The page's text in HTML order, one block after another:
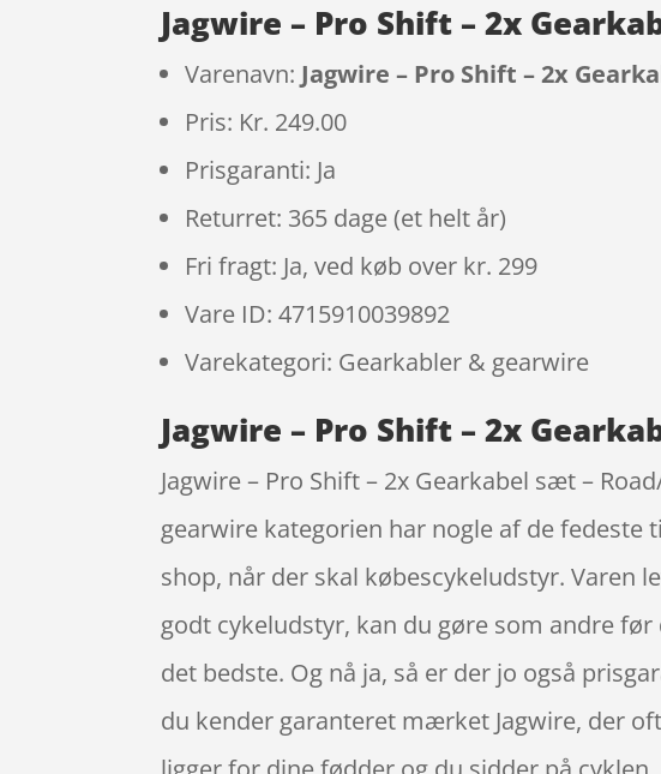
Jagwire – Pro Shift – 2x
Varenavn: Jagwire – Pro Shift – 2x
Pris: Kr. 249.00
Prisgaranti: Ja
Returret: 365 dage (et helt år)
Fri fragt: Ja, ved køb over kr. 299
Vare ID: 4715910039892
Varekategori: Gearkabler & gearwire
Jagwire – Pro Shift – 2x
Jagwire – Pro Shift – 2x Gearkabel sæt –
gearwire kategorien har nogle af de
shop, når der skal købescykeludstyr. Varen
godt cykeludstyr, kan du gøre som andre
det bedste. Og nå ja, så er der jo også
du kender garanteret mærket Jagwire, der